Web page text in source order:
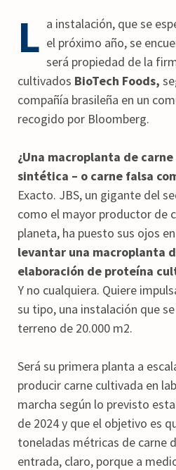
L a instalación, que se
el próximo año, se
será propiedad de la
cultivados BioTech Foods,
compañía brasileña en un
recogido por Bloomberg.
¿Una macroplanta de
sintética – o carne falsa
Exacto. JBS, un gigante del
como el mayor productor de
planeta, ha puesto sus ojos
levantar una macroplanta
elaboración de proteína
Y no cualquiera. Quiere
su tipo, una instalación que
terreno de 20.000 m2.
Será su primera planta a
producir carne cultivada en
marcha según lo previsto
de 2024 y que el objetivo es
toneladas métricas de carne
entrada, claro, porque a